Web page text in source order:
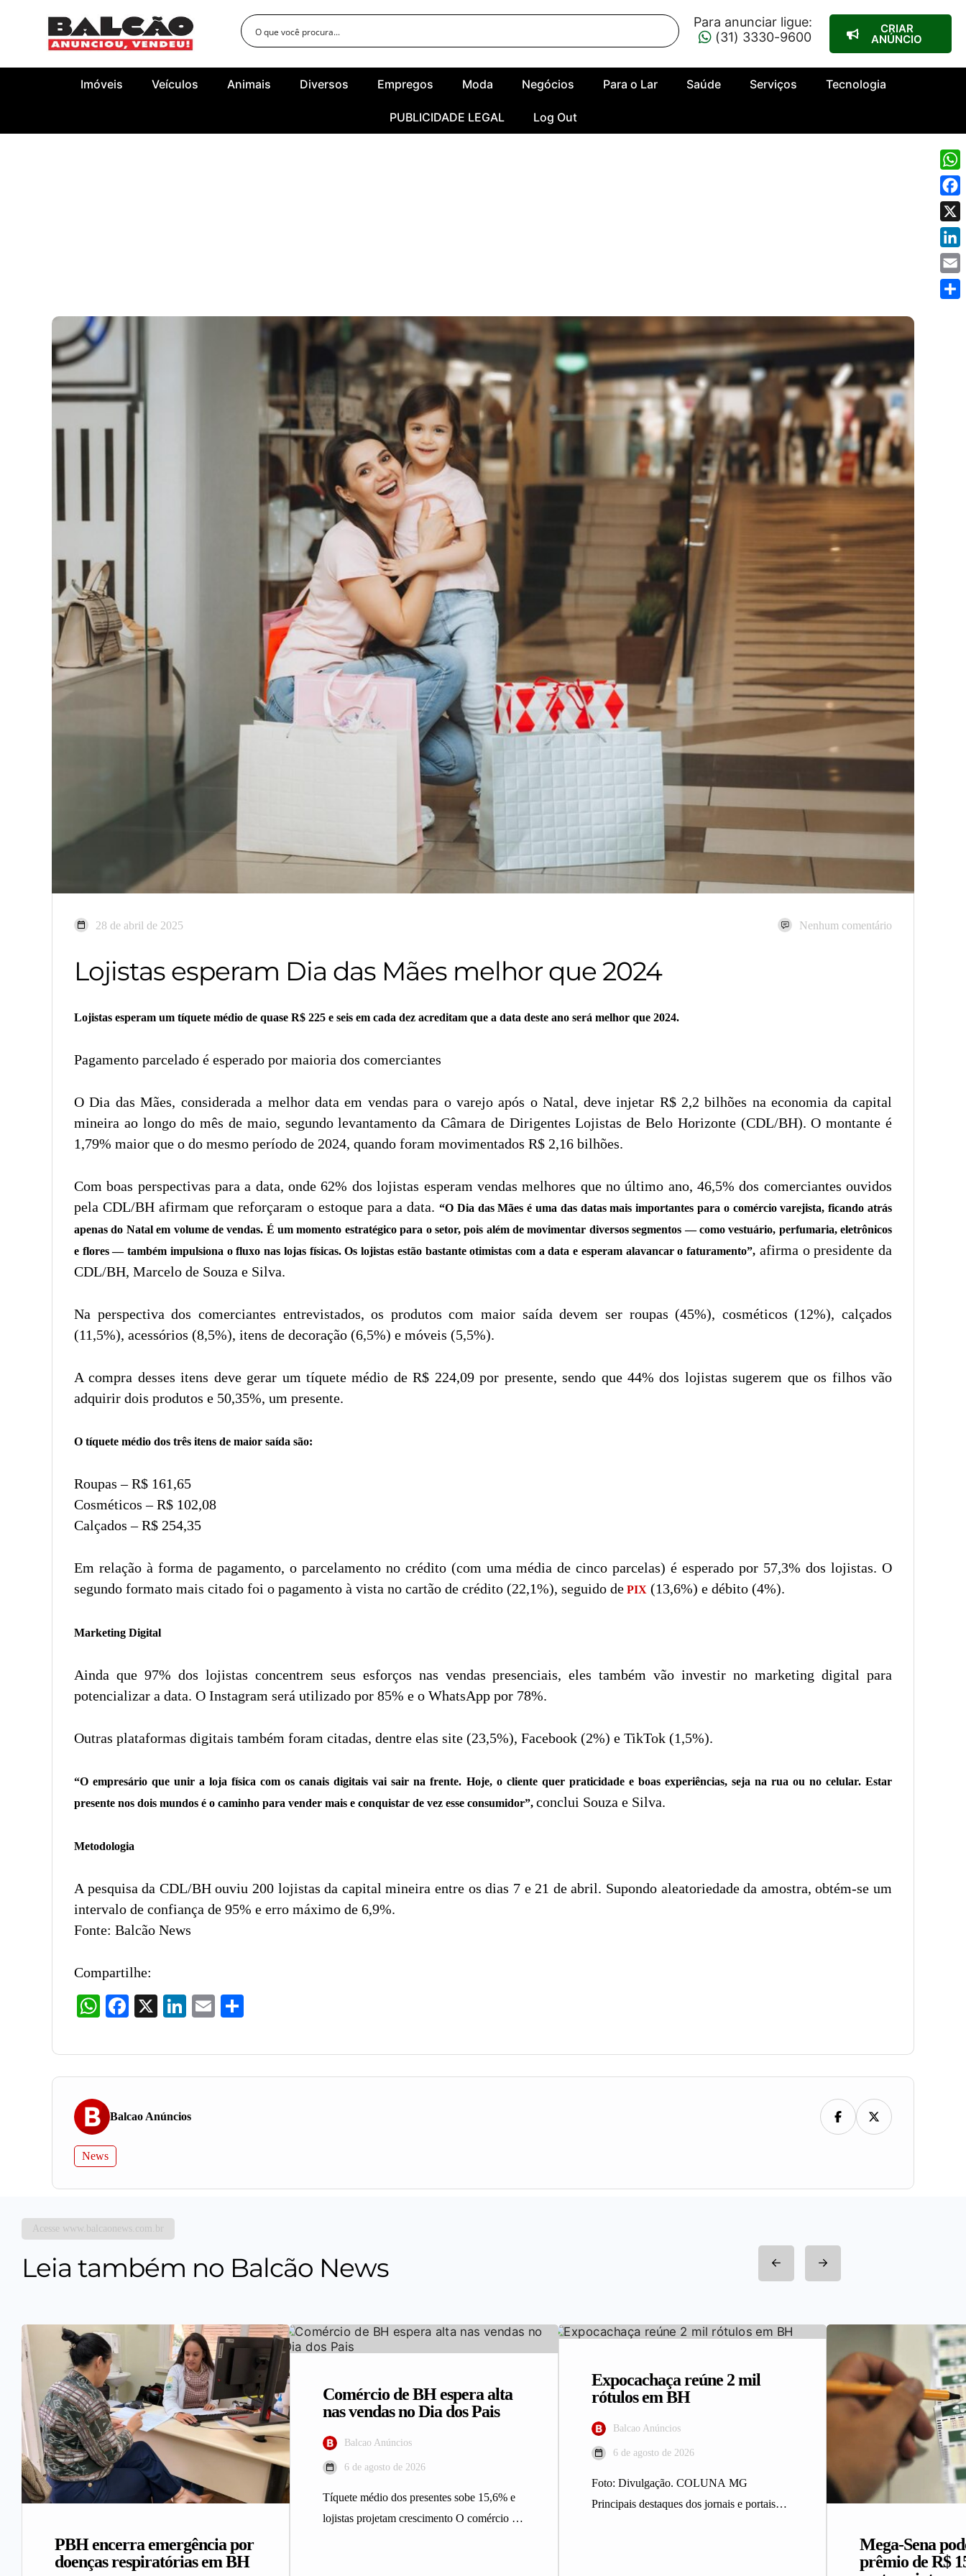
Para anunciar ligue:
(31) 3330-9600
CRIAR
ANÚNCIO
Imóveis Veículos Animais Diversos Empregos Moda Negócios Para o Lar Saúde Serviços Tecnologia
PUBLICIDADE LEGAL Log Out
28 de abril de 2025 Nenhum comentário
Lojistas esperam Dia das Mães melhor que 2024
Lojistas esperam um tíquete médio de quase R$ 225 e seis em cada dez acreditam que a data deste ano será melhor que 2024.
Pagamento parcelado é esperado por maioria dos comerciantes
O Dia das Mães, considerada a melhor data em vendas para o varejo após o Natal, deve injetar R$ 2,2 bilhões na economia da capital
mineira ao longo do mês de maio, segundo levantamento da Câmara de Dirigentes Lojistas de Belo Horizonte (CDL/BH). O montante é
1,79% maior que o do mesmo período de 2024, quando foram movimentados R$ 2,16 bilhões.
Com boas perspectivas para a data, onde 62% dos lojistas esperam vendas melhores que no último ano, 46,5% dos comerciantes ouvidos
pela CDL/BH afirmam que reforçaram o estoque para a data. “O Dia das Mães é uma das datas mais importantes para o comércio varejista, ficando atrás
apenas do Natal em volume de vendas. É um momento estratégico para o setor, pois além de movimentar diversos segmentos — como vestuário, perfumaria, eletrônicos
e flores — também impulsiona o fluxo nas lojas físicas. Os lojistas estão bastante otimistas com a data e esperam alavancar o faturamento”, afirma o presidente da
CDL/BH, Marcelo de Souza e Silva.
Na perspectiva dos comerciantes entrevistados, os produtos com maior saída devem ser roupas (45%), cosméticos (12%), calçados
(11,5%), acessórios (8,5%), itens de decoração (6,5%) e móveis (5,5%).
A compra desses itens deve gerar um tíquete médio de R$ 224,09 por presente, sendo que 44% dos lojistas sugerem que os filhos vão
adquirir dois produtos e 50,35%, um presente.
O tíquete médio dos três itens de maior saída são:
Roupas – R$ 161,65
Cosméticos – R$ 102,08
Calçados – R$ 254,35
Em relação à forma de pagamento, o parcelamento no crédito (com uma média de cinco parcelas) é esperado por 57,3% dos lojistas. O
segundo formato mais citado foi o pagamento à vista no cartão de crédito (22,1%), seguido de PIX (13,6%) e débito (4%).
Marketing Digital
Ainda que 97% dos lojistas concentrem seus esforços nas vendas presenciais, eles também vão investir no marketing digital para
potencializar a data. O Instagram será utilizado por 85% e o WhatsApp por 78%.
Outras plataformas digitais também foram citadas, dentre elas site (23,5%), Facebook (2%) e TikTok (1,5%).
“O empresário que unir a loja física com os canais digitais vai sair na frente. Hoje, o cliente quer praticidade e boas experiências, seja na rua ou no celular. Estar
presente nos dois mundos é o caminho para vender mais e conquistar de vez esse consumidor”, conclui Souza e Silva.
Metodologia
A pesquisa da CDL/BH ouviu 200 lojistas da capital mineira entre os dias 7 e 21 de abril. Supondo aleatoriedade da amostra, obtém-se um
intervalo de confiança de 95% e erro máximo de 6,9%.
Fonte: Balcão News
Compartilhe:
WhatsAppFacebook LinkedInEmail
Balcao Anúncios
News
Acesse www.balcaonews.com.br
Leia também no Balcão News
PBH encerra emergência por
doenças respiratórias em BH
Comércio de BH espera alta
nas vendas no Dia dos Pais
Balcao Anúncios
6 de agosto de 2026
Tíquete médio dos presentes sobe 15,6% e
lojistas projetam crescimento O comércio de
Expocachaça reúne 2 mil
rótulos em BH
Balcao Anúncios
6 de agosto de 2026
Foto: Divulgação. COLUNA MG
Principais destaques dos jornais e portais
Mega-Sena
prêmio de R$
X